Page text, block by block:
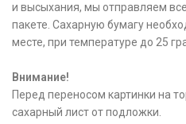
и высыхания, мы отправляем
пакете. Сахарную бумагу
месте, при температуре до 25
Внимание!
Перед переносом картинки на
сахарный лист от подложки.